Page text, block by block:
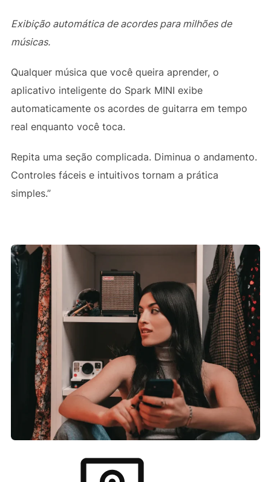
Exibição automática de acordes para milhões de
músicas.
Qualquer música que você queira aprender, o
aplicativo inteligente do Spark MINI exibe
automaticamente os acordes de guitarra em tempo
real enquanto você toca.
Repita uma seção complicada. Diminua o andamento.
Controles fáceis e intuitivos tornam a prática
simples.”